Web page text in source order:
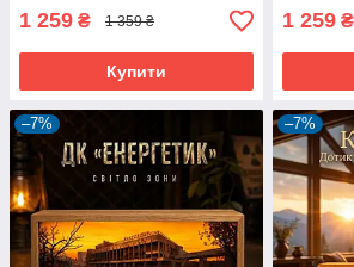
1 259 ₴ 1 359 ₴
Купити
1 259 ₴
–7% –7%